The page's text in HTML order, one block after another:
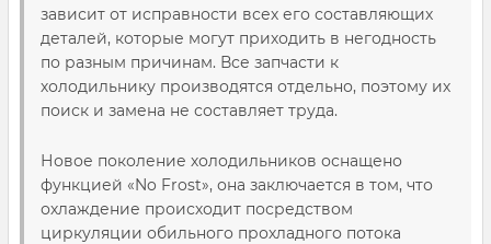
зависит от исправности всех его составляющих
деталей, которые могут приходить в негодность
по разным причинам. Все запчасти к
холодильнику производятся отдельно, поэтому их
поиск и замена не составляет труда.
Новое поколение холодильников оснащено
функцией «No Frost», она заключается в том, что
охлаждение происходит посредством
циркуляции обильного прохладного потока